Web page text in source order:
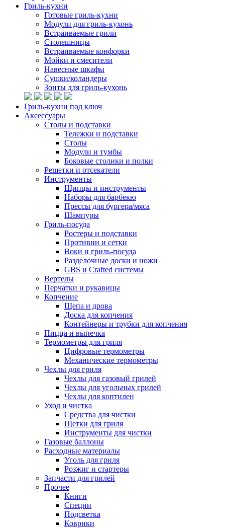
Гриль-кухни
Готовые гриль-кухни
Модули для гриль-кухонь
Встраиваемые грили
Столешницы
Встраиваемые конфорки
Мойки и смесители
Навесные шкафы
Сушки/коландеры
Зонты для гриль-кухонь
Гриль-кухни под ключ
Аксессуары
Столы и подставки
Тележки и подставки
Столы
Модули и тумбы
Боковые столики и полки
Решетки и отсекатели
Инструменты
Щипцы и инструменты
Наборы для барбекю
Прессы для бургера/мяса
Шампуры
Гриль-посуда
Ростеры и подставки
Противни и сетки
Воки и гриль-посуда
Разделочные доски и ножи
GBS и Crafted системы
Вертелы
Перчатки и рукавицы
Копчение
Щепа и дрова
Доска для копчения
Контейнеры и трубки для копчения
Пицца и выпечка
Термометры для гриля
Цифровые термометры
Механические термометры
Чехлы для гриля
Чехлы для газовый грилей
Чехлы для угольных грилей
Чехлы для коптилен
Уход и чистка
Средства для чистки
Щетки для гриля
Инструменты для чистки
Газовые баллоны
Расходные материалы
Уголь для гриля
Розжиг и стартеры
Запчасти для грилей
Прочее
Книги
Специи
Подсветка
Коврики